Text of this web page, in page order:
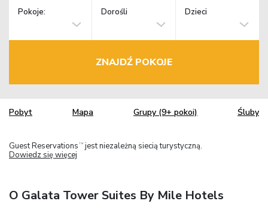
Pokoje: Dorośli Dzieci
ZNAJDŹ POKOJE
Pobyt Mapa Grupy (9+ pokoi) Śluby
Guest Reservations TM jest niezależną siecią turystyczną.
Dowiedz się więcej
O Galata Tower Suites By Mile Hotels